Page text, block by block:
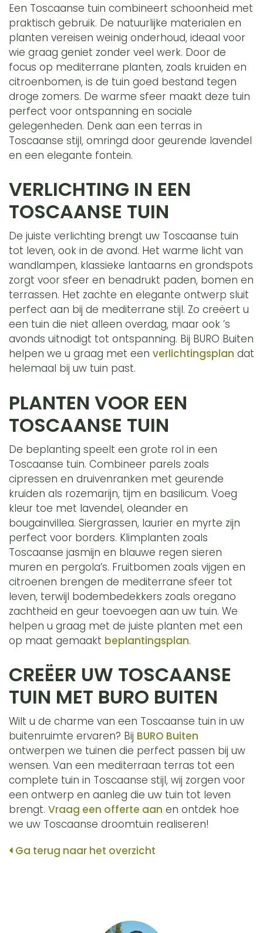
Een Toscaanse tuin combineert schoonheid met
praktisch gebruik. De natuurlijke materialen en
planten vereisen weinig onderhoud, ideaal voor
wie graag geniet zonder veel werk. Door de
focus op mediterrane planten, zoals kruiden en
citroenbomen, is de tuin goed bestand tegen
droge zomers. De warme sfeer maakt deze tuin
perfect voor ontspanning en sociale
gelegenheden. Denk aan een terras in
Toscaanse stijl, omringd door geurende lavendel
en een elegante fontein.
VERLICHTING IN EEN
TOSCAANSE TUIN
De juiste verlichting brengt uw Toscaanse tuin
tot leven, ook in de avond. Het warme licht van
wandlampen, klassieke lantaarns en grondspots
zorgt voor sfeer en benadrukt paden, bomen en
terrassen. Het zachte en elegante ontwerp sluit
perfect aan bij de mediterrane stijl. Zo creëert u
een tuin die niet alleen overdag, maar ook ’s
avonds uitnodigt tot ontspanning. Bij BURO Buiten
helpen we u graag met een verlichtingsplan dat
helemaal bij uw tuin past.
PLANTEN VOOR EEN
TOSCAANSE TUIN
De beplanting speelt een grote rol in een
Toscaanse tuin. Combineer parels zoals
cipressen en druivenranken met geurende
kruiden als rozemarijn, tijm en basilicum. Voeg
kleur toe met lavendel, oleander en
bougainvillea. Siergrassen, laurier en myrte zijn
perfect voor borders. Klimplanten zoals
Toscaanse jasmijn en blauwe regen sieren
muren en pergola’s. Fruitbomen zoals vijgen en
citroenen brengen de mediterrane sfeer tot
leven, terwijl bodembedekkers zoals oregano
zachtheid en geur toevoegen aan uw tuin. We
helpen u graag met de juiste planten met een
op maat gemaakt beplantingsplan.
CREËER UW TOSCAANSE
TUIN MET BURO BUITEN
Wilt u de charme van een Toscaanse tuin in uw
buitenruimte ervaren? Bij BURO Buiten
ontwerpen we tuinen die perfect passen bij uw
wensen. Van een mediterraan terras tot een
complete tuin in Toscaanse stijl, wij zorgen voor
een ontwerp en aanleg die uw tuin tot leven
brengt. Vraag een offerte aan en ontdek hoe
we uw Toscaanse droomtuin realiseren!
Ga terug naar het overzicht